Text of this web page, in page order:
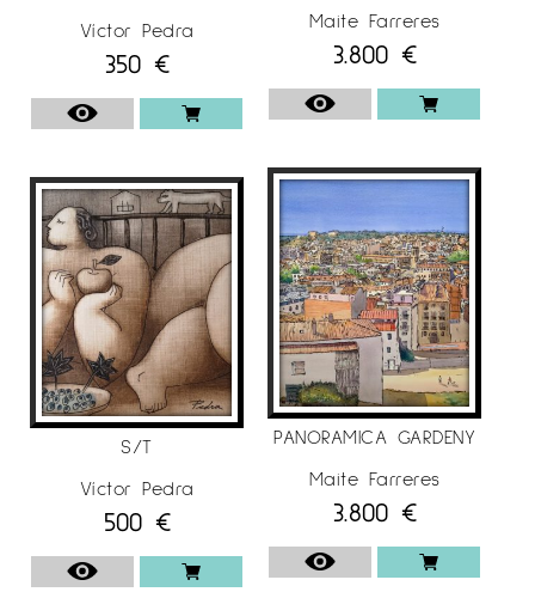
Víctor Pedra
350 €
S/T
Víctor Pedra
500 €
Maite Farreres
3.800 €
PANORAMICA GARDENY
Maite Farreres
3.800 €